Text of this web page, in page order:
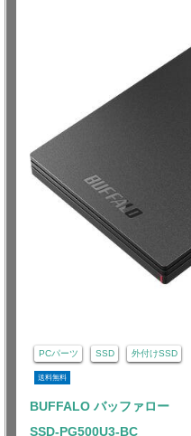
PCパーツ SSD 外付けSSD
送料無料
BUFFALO バッファロー
SSD-PG500U3-BC